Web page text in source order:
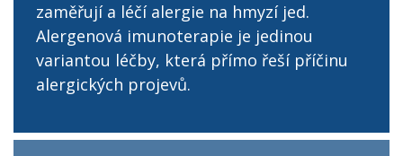
zaměřují a léčí alergie na hmyzí jed.
Alergenová imunoterapie je jedinou
variantou léčby, která přímo řeší příčinu
alergických projevů.